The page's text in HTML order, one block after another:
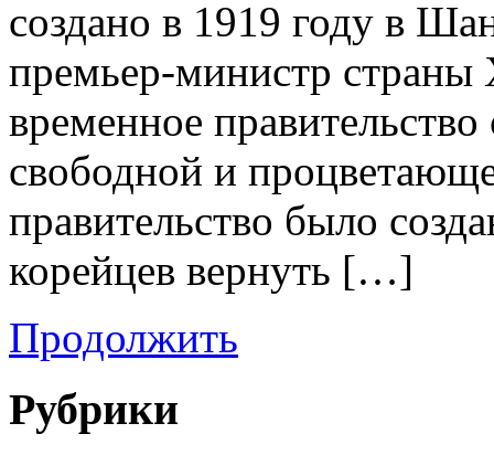
создано в 1919 году в
премьер-министр страны
временное
свободной и
правительство было
корейцев вернуть […]
Продолжить
Рубрики